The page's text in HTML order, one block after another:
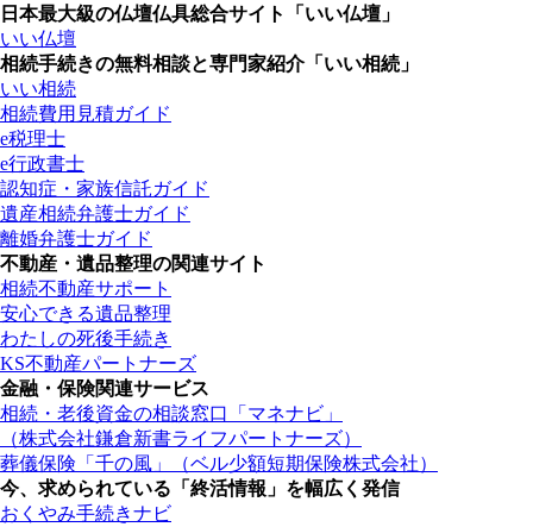
日本最大級の仏壇仏具総合サイト「いい仏壇」
いい仏壇
相続手続きの無料相談と専門家紹介「いい相続」
いい相続
相続費用見積ガイド
e税理士
e行政書士
認知症・家族信託ガイド
遺産相続弁護士ガイド
離婚弁護士ガイド
不動産・遺品整理の関連サイト
相続不動産サポート
安心できる遺品整理
わたしの死後手続き
KS不動産パートナーズ
金融・保険関連サービス
相続・老後資金の相談窓口「マネナビ」
（株式会社鎌倉新書ライフパートナーズ）
葬儀保険「千の風」（ベル少額短期保険株式会社）
今、求められている「終活情報」を幅広く発信
おくやみ手続きナビ